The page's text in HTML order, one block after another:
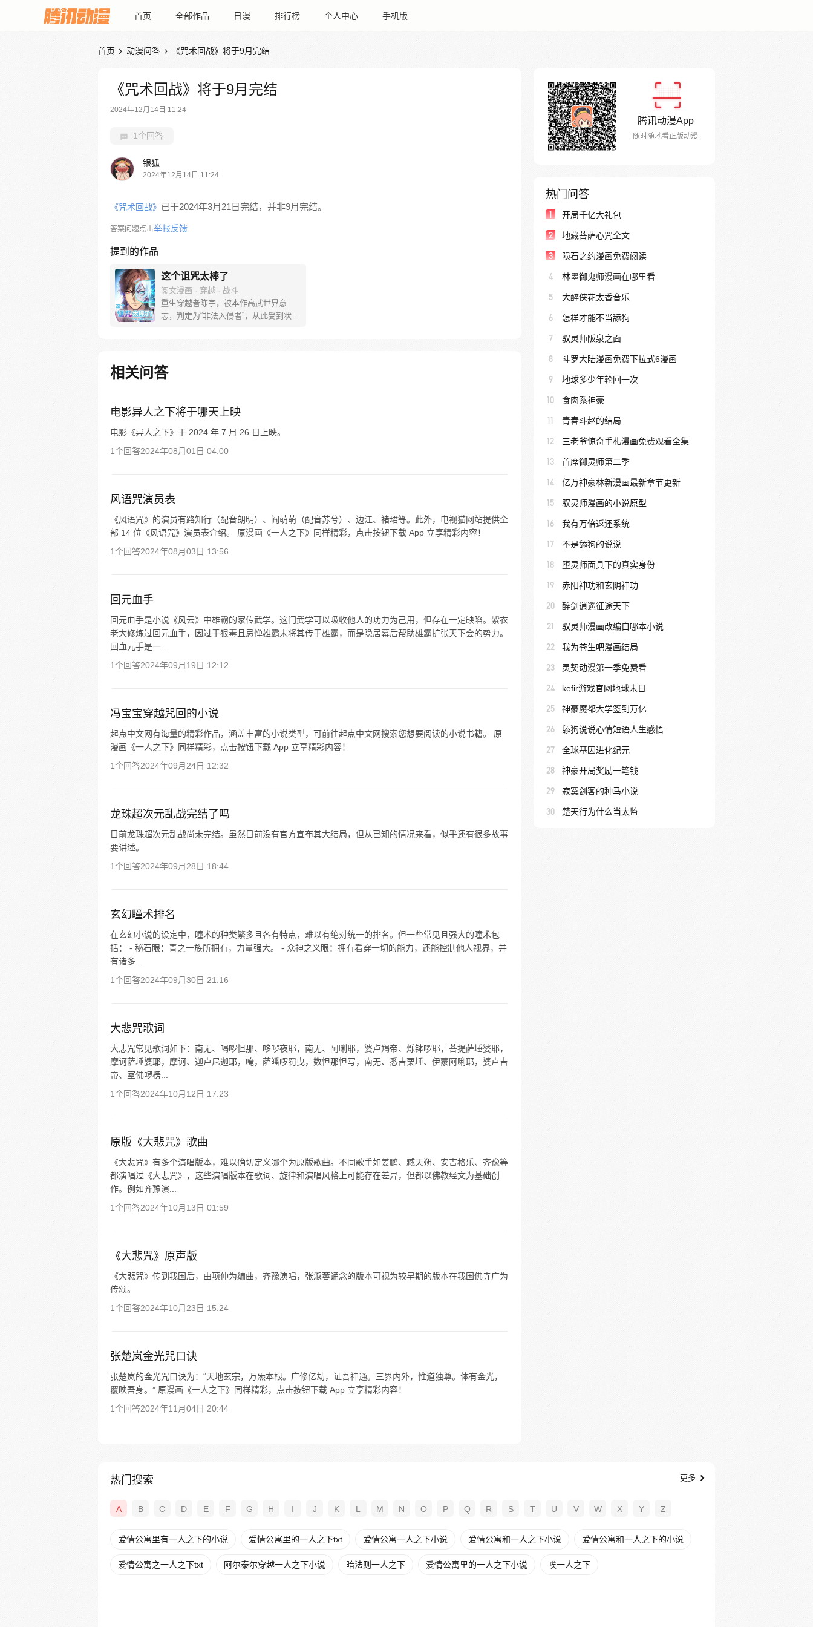
首页 全部作品 日漫 排行榜 个人中心 手机版
首页  动漫问答  《咒术回战》将于9月完结
《咒术回战》将于9月完结
2024年12月14日 11:24
1个回答
银狐
2024年12月14日 11:24
《咒术回战》 已于2024年3月21日完结，并非9月完结。
答案问题点击举报反馈
提到的作品
这个诅咒太棒了
阅文漫画 · 穿越 · 战斗
重生穿越者陈宇，被本作高武世界意
志，判定为“非法入侵者”，从此受到状态
还能增加劲气提升气血…… 【受到物理
伤害：劲气+20、气血+38、筋脉韧性+
诅咒太棒了！
相关问答
电影异人之下将于哪天上映
电影《异人之下》于 2024 年 7 月 26 日上映。
1个回答2024年08月01日 04:00
风语咒演员表
《风语咒》的演员有路知行（配音朗明）、阎萌萌（配音苏兮）、边江、褚珺等。此外，电视猫网站提供全
部 14 位《风语咒》演员表介绍。 原漫画《一人之下》同样精彩，点击按钮下载 App 立享精彩内容！
1个回答2024年08月03日 13:56
回元血手
回元血手是小说《风云》中雄霸的家传武学。这门武学可以吸收他人的功力为己用，但存在一定缺陷。紫衣
老大修炼过回元血手，因过于狠毒且忌惮雄霸未将其传于雄霸，而是隐居幕后帮助雄霸扩张天下会的势力。
回血元手是一...
1个回答2024年09月19日 12:12
冯宝宝穿越咒回的小说
起点中文网有海量的精彩作品，涵盖丰富的小说类型，可前往起点中文网搜索您想要阅读的小说书籍。 原
漫画《一人之下》同样精彩，点击按钮下载 App 立享精彩内容！
1个回答2024年09月24日 12:32
龙珠超次元乱战完结了吗
目前龙珠超次元乱战尚未完结。虽然目前没有官方宣布其大结局，但从已知的情况来看，似乎还有很多故事
要讲述。
1个回答2024年09月28日 18:44
玄幻瞳术排名
在玄幻小说的设定中，瞳术的种类繁多且各有特点，难以有绝对统一的排名。但一些常见且强大的瞳术包
括： - 秘石眼：青之一族所拥有，力量强大。 - 众神之义眼：拥有看穿一切的能力，还能控制他人视界，并
有诸多...
1个回答2024年09月30日 21:16
大悲咒歌词
大悲咒常见歌词如下：南无、喝啰怛那、哆啰夜耶，南无、阿唎耶，婆卢羯帝、烁钵啰耶，菩提萨埵婆耶，
摩诃萨埵婆耶，摩诃、迦卢尼迦耶，唵，萨皤啰罚曳，数怛那怛写，南无、悉吉栗埵、伊蒙阿唎耶，婆卢吉
帝、室佛啰楞...
1个回答2024年10月12日 17:23
原版《大悲咒》歌曲
《大悲咒》有多个演唱版本，难以确切定义哪个为原版歌曲。不同歌手如姜鹏、臧天朔、安吉格乐、齐豫等
都演唱过《大悲咒》，这些演唱版本在歌词、旋律和演唱风格上可能存在差异，但都以佛教经文为基础创
作。例如齐豫演...
1个回答2024年10月13日 01:59
《大悲咒》原声版
《大悲咒》传到我国后，由项仲为编曲，齐豫演唱，张淑蓉诵念的版本可视为较早期的版本在我国佛寺广为
传颂。
1个回答2024年10月23日 15:24
张楚岚金光咒口诀
张楚岚的金光咒口诀为：“天地玄宗，万炁本根。广修亿劫，证吾神通。三界内外，惟道独尊。体有金光，
覆映吾身。” 原漫画《一人之下》同样精彩，点击按钮下载 App 立享精彩内容！
1个回答2024年11月04日 20:44
腾讯动漫App
随时随地看正版动漫
热门问答
1 开局千亿大礼包
2 地藏菩萨心咒全文
3 陨石之约漫画免费阅读
4 林墨御鬼师漫画在哪里看
5 大醉侠花太香音乐
6 怎样才能不当舔狗
7 驭灵师阪泉之面
8 斗罗大陆漫画免费下拉式6漫画
9 地球多少年轮回一次
10 食肉系神豪
11 青春斗赵的结局
12 三老爷惊奇手札漫画免费观看全集
13 首席御灵师第二季
14 亿万神豪林新漫画最新章节更新
15 驭灵师漫画的小说原型
16 我有万倍返还系统
17 不是舔狗的说说
18 堕灵师面具下的真实身份
19 赤阳神功和玄阴神功
20 醉剑逍遥征途天下
21 驭灵师漫画改编自哪本小说
22 我为苍生吧漫画结局
23 灵契动漫第一季免费看
24 kefir游戏官网地球末日
25 神豪魔都大学签到万亿
26 舔狗说说心情短语人生感悟
27 全球基因进化纪元
28 神豪开局奖励一笔钱
29 寂寞剑客的种马小说
30 楚天行为什么当太监
热门搜索 更多
A B C D E F G H I J K L M N O P Q R S T U V W X Y Z
爱情公寓里有一人之下的小说 爱情公寓里的一人之下txt 爱情公寓一人之下小说 爱情公寓和一人之下小说 爱情公寓和一人之下的小说
爱情公寓之一人之下txt 阿尔泰尔穿越一人之下小说 暗法则一人之下 爱情公寓里的一人之下小说 唉一人之下